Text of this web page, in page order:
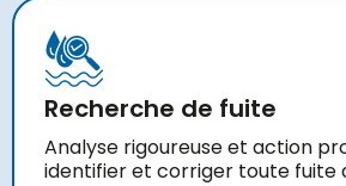
Recherche de fuite
Analyse rigoureuse et action
identifier et corriger toute fuite